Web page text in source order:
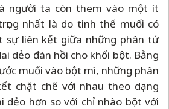
người ta còn them vào một ít
nhất là do tinh thể muối có
sự liên kết giữa những phân tử
dẻo đàn hồi cho khối bột. Bằng
muối vào bột mì, những phân
chặt chẽ với nhau theo dạng
dẻo hơn so với chỉ nhào bột với